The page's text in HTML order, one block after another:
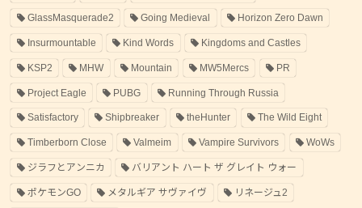
GlassMasquerade2 Going Medieval Horizon Zero Dawn
Insurmountable Kind Words Kingdoms and Castles
KSP2 MHW Mountain MW5Mercs PR
Project Eagle PUBG Running Through Russia
Satisfactory Shipbreaker theHunter The Wild Eight
Timberborn Close Valmeim Vampire Survivors WoWs
ジラフとアンニカ バリアント ハート ザ グレイト ウォー
ポケモンGO メタルギア サヴァイヴ リネージュ2